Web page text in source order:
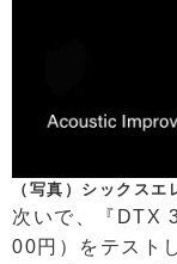
（写真）シックス
次いで、『DTX
00円）をテスト